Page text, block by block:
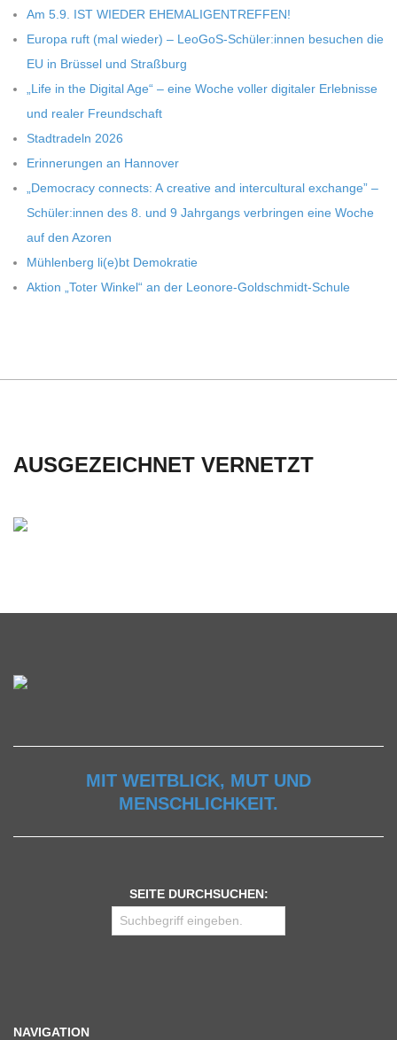
Am 5.9. IST WIEDER EHEMALIGENTREFFEN!
Europa ruft (mal wie­der) – LeoGoS-Schüler:innen besu­chen die
EU in Brüs­sel und Straßburg
„Life in the Digi­tal Age“ – eine Woche vol­ler digi­ta­ler Erleb­nisse
und rea­ler Freundschaft
Stadt­ra­deln 2026
Erin­ne­run­gen an Hannover
„Demo­cracy con­nects: A crea­tive and inter­cul­tu­ral exch­ange” –
Schüler:innen des 8. und 9 Jahr­gangs ver­brin­gen eine Woche
auf den Azoren
Müh­len­berg li(e)bt Demokratie
Aktion „Toter Win­kel“ an der Leonore-Goldschmidt-Schule
AUSGEZEICHNET VERNETZT
MIT WEITBLICK, MUT UND
MENSCHLICHKEIT.
SEITE DURCHSUCHEN:
NAVIGATION